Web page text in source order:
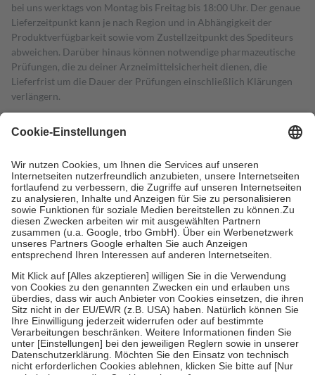
bei uns werktags von Montag bis Freitag bis 18:00 Uhr. Der genaue
Lieferzeitpunkt kann je nach Region und in Abhängigkeit der
Produktverfügbarkeit sowie vom Zustellzeitpunkt des Spediteurs
abweichen. Darüber hinaus können notwendige pharmazeutische
Prüfungen, die zu deiner Arzneimittelsicherheit dienen, die
Lieferfrist um die Dauer der Prüfungen einschließlich Klärungen
verlängern.
Rezept aus und der Patient erhält sie in der Apotheke. Die
Kosten dafür, der Versicherte trägt einen Teil davon als Zuzahlung
mit.
Grundsätzlich leisten Mitglieder Zuzahlungen in Höhe von zehn
Prozent des Abgabepreises,mindestensjedochfünf Euround
höchstens zehn Euro.Es sind jedoch nie mehr als die tatsächlichen
Kosten der Leistung zu entrichten.
Diese Regeln gelten grundsätzlich auch für Online-Apotheken.
Bei Heilmitteln und häuslicher Krankenpflege beträgt die
Zuzahlung zehn Prozent der Kosten sowie zehn Euro je
Verordnung.
Um das Engagement der Versicherten für ihre eigene Gesundheit zu
stärken und die besondere Stellung der Familie zu unterstützen,
fallen keine Zuzahlungen an bei:
• Kindern und Jugendlichen bis zum vollendeten 18. Lebensjahr